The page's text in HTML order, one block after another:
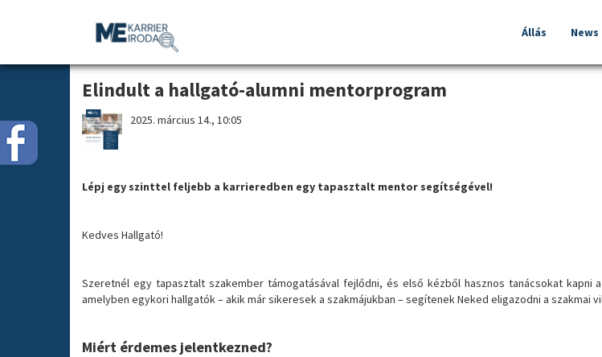
Állás News
Elindult a hallgató-alumni mentorprogram
2025. március 14., 10:05
Lépj egy szinttel feljebb a karrieredben egy tapasztalt mentor segítségével!
Kedves Hallgató!
Szeretnél egy tapasztalt szakember támogatásával fejlődni, és első kézből hasznos tanácsokat
amelyben egykori hallgatók – akik már sikeresek a szakmájukban – segítenek Neked eligazodni a szakmai
Miért érdemes jelentkezned?